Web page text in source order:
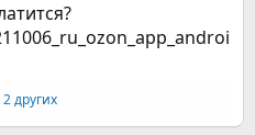
2 других